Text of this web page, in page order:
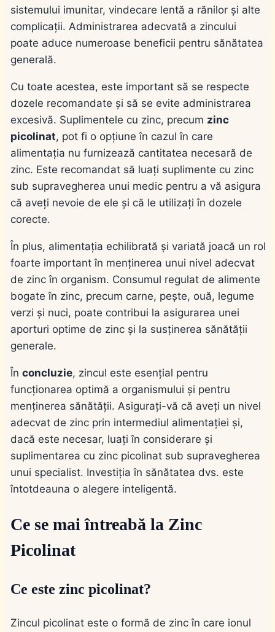
sistemului imunitar, vindecare lentă a rănilor și alte
complicații. Administrarea adecvată a zincului
poate aduce numeroase beneficii pentru sănătatea
generală.
Cu toate acestea, este important să se respecte
dozele recomandate și să se evite administrarea
excesivă. Suplimentele cu zinc, precum zinc
picolinat, pot fi o opțiune în cazul în care
alimentația nu furnizează cantitatea necesară de
zinc. Este recomandat să luați suplimente cu zinc
sub supravegherea unui medic pentru a vă asigura
că aveți nevoie de ele și că le utilizați în dozele
corecte.
În plus, alimentația echilibrată și variată joacă un rol
foarte important în menținerea unui nivel adecvat
de zinc în organism. Consumul regulat de alimente
bogate în zinc, precum carne, pește, ouă, legume
verzi și nuci, poate contribui la asigurarea unei
aporturi optime de zinc și la susținerea sănătății
generale.
În concluzie, zincul este esențial pentru
funcționarea optimă a organismului și pentru
menținerea sănătății. Asigurați-vă că aveți un nivel
adecvat de zinc prin intermediul alimentației și,
dacă este necesar, luați în considerare și
suplimentarea cu zinc picolinat sub supravegherea
unui specialist. Investiția în sănătatea dvs. este
întotdeauna o alegere inteligentă.
Ce se mai întreabă la Zinc
Picolinat
Ce este zinc picolinat?
Zincul picolinat este o formă de zinc în care ionul